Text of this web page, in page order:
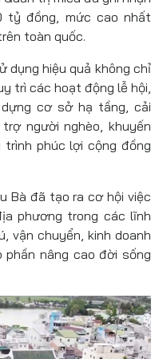
tỷ đồng, mức cao nhất
toàn quốc.
dụng hiệu quả không chỉ
trì các hoạt động lễ hội,
cơ sở hạ tầng, cải
người nghèo, khuyến
phúc lợi cộng đồng
Bà đã tạo ra cơ hội việc
phương trong các lĩnh
vận chuyển, kinh doanh
nâng cao đời sống